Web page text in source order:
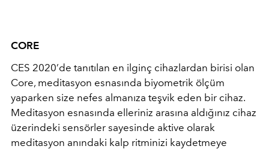
CORE
CES 2020’de tanıtılan en ilginç cihazlardan birisi olan
Core, meditasyon esnasında biyometrik ölçüm
yaparken size nefes almanıza teşvik eden bir cihaz.
Meditasyon esnasında elleriniz arasına aldığınız cihaz
üzerindeki sensörler sayesinde aktive olarak
meditasyon anındaki kalp ritminizi kaydetmeye